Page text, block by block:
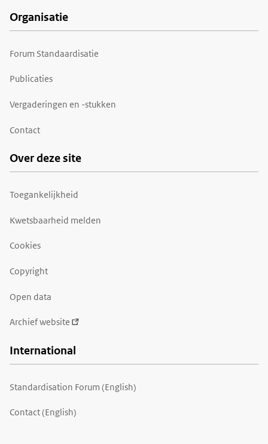
Organisatie
Forum Standaardisatie
Publicaties
Vergaderingen en -stukken
Contact
Over deze site
Toegankelijkheid
Kwetsbaarheid melden
Cookies
Copyright
Open data
Archief website
International
Standardisation Forum (English)
Contact (English)